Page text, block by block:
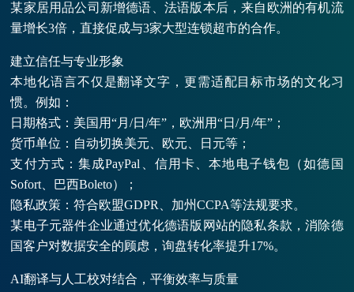
某家居用品公司新增德语、法语版本后，来自欧洲的有机流
量增长3倍，直接促成与3家大型连锁超市的合作。
建立信任与专业形象
本地化语言不仅是翻译文字，更需适配目标市场的文化习
惯。例如：
日期格式：美国用“月/日/年”，欧洲用“日/月/年”；
货币单位：自动切换美元、欧元、日元等；
支付方式：集成PayPal、信用卡、本地电子钱包（如德国
Sofort、巴西Boleto）；
隐私政策：符合欧盟GDPR、加州CCPA等法规要求。
某电子元器件企业通过优化德语版网站的隐私条款，消除德
国客户对数据安全的顾虑，询盘转化率提升17%。
AI翻译与人工校对结合，平衡效率与质量